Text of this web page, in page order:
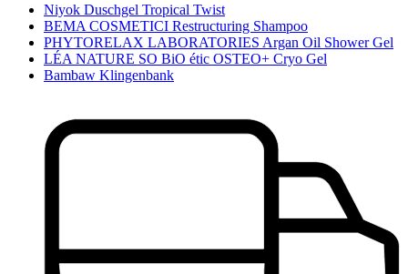
Niyok Duschgel Tropical Twist
BEMA COSMETICI Restructuring Shampoo
PHYTORELAX LABORATORIES Argan Oil Shower Gel
LÉA NATURE SO BiO étic OSTEO+ Cryo Gel
Bambaw Klingenbank